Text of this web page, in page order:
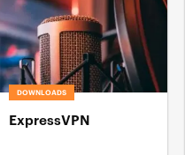
DOWNLOADS
ExpressVPN